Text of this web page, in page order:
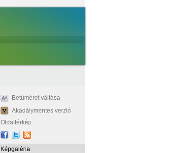
Betűméret váltása
Akadálymentes verzió
Oldaltérkép
Képgaléria